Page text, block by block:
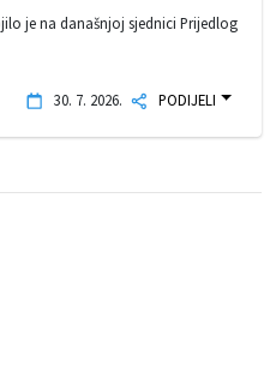
je na današnjoj sjednici Prijedlog
30. 7. 2026. PODIJELI